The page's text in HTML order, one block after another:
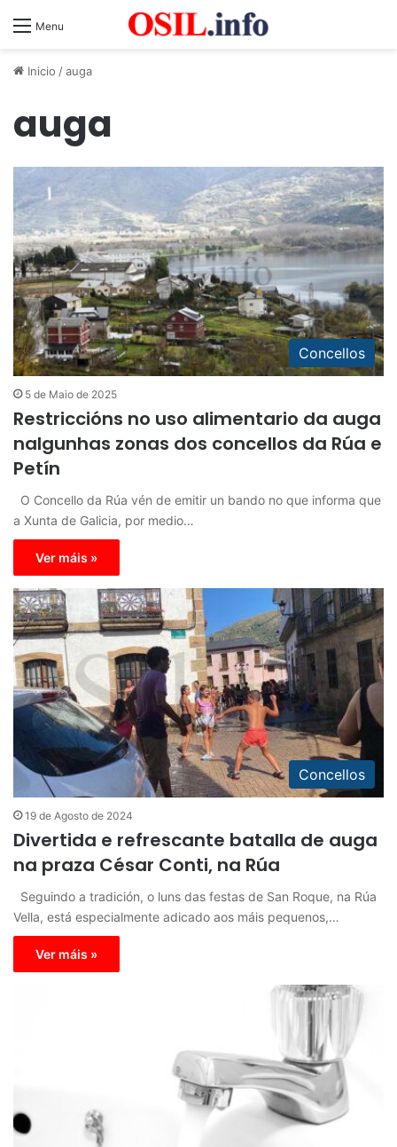
Menu
Inicio /auga
auga
Concellos
5 de Maio de 2025
Restriccións no uso alimentario da auga
nalgunhas zonas dos concellos da Rúa e
Petín
O Concello da Rúa vén de emitir un bando no que informa que
a Xunta de Galicia, por medio…
Ver máis »
Concellos
19 de Agosto de 2024
Divertida e refrescante batalla de auga
na praza César Conti, na Rúa
Seguindo a tradición, o luns das festas de San Roque, na Rúa
Vella, está especialmente adicado aos máis pequenos,…
Ver máis »